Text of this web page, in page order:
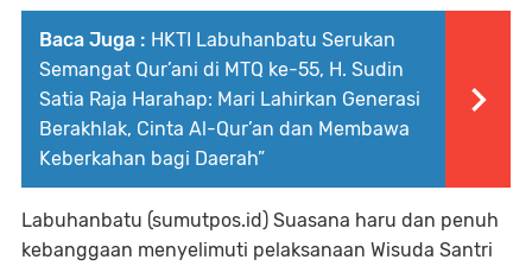
Baca Juga : HKTI Labuhanbatu Serukan
Semangat Qur’ani di MTQ ke-55, H. Sudin
Satia Raja Harahap: Mari Lahirkan Generasi
Berakhlak, Cinta Al-Qur’an dan Membawa
Keberkahan bagi Daerah”
Labuhanbatu (sumutpos.id) Suasana haru dan penuh
kebanggaan menyelimuti pelaksanaan Wisuda Santri